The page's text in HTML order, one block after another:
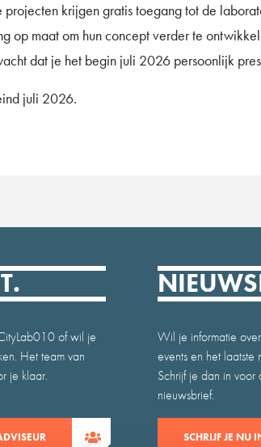
krijgen gratis toegang tot de
op maat om hun concept verder te
dat je het begin juli 2026 persoonlijk
juli 2026.
of wil je
Het team van
je klaar.
Wil je informatie
events en het laatste
Schrijf je dan in
nieuwsbrief.
SCHRIJF JE NU